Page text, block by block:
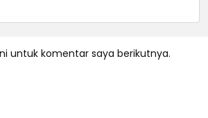
untuk komentar saya berikutnya.